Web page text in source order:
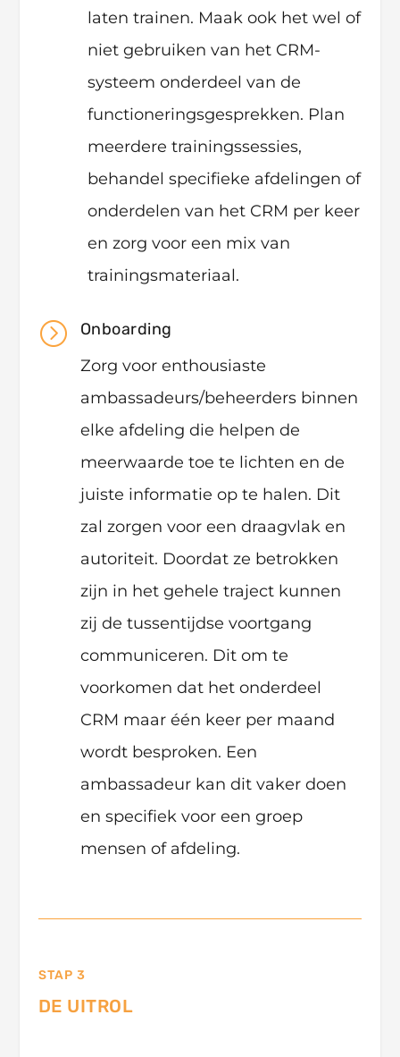
laten trainen. Maak ook het wel of
niet gebruiken van het CRM-
systeem onderdeel van de
functioneringsgesprekken. Plan
meerdere trainingssessies,
behandel specifieke afdelingen of
onderdelen van het CRM per keer
en zorg voor een mix van
trainingsmateriaal.
=
Onboarding
Zorg voor enthousiaste
ambassadeurs/beheerders binnen
elke afdeling die helpen de
meerwaarde toe te lichten en de
juiste informatie op te halen. Dit
zal zorgen voor een draagvlak en
autoriteit. Doordat ze betrokken
zijn in het gehele traject kunnen
zij de tussentijdse voortgang
communiceren. Dit om te
voorkomen dat het onderdeel
CRM maar één keer per maand
wordt besproken. Een
ambassadeur kan dit vaker doen
en specifiek voor een groep
mensen of afdeling.
STAP 3
DE UITROL